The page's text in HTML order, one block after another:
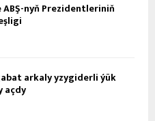
nyň Prezidentleriniň
arkaly yzygiderli ýük
açdy